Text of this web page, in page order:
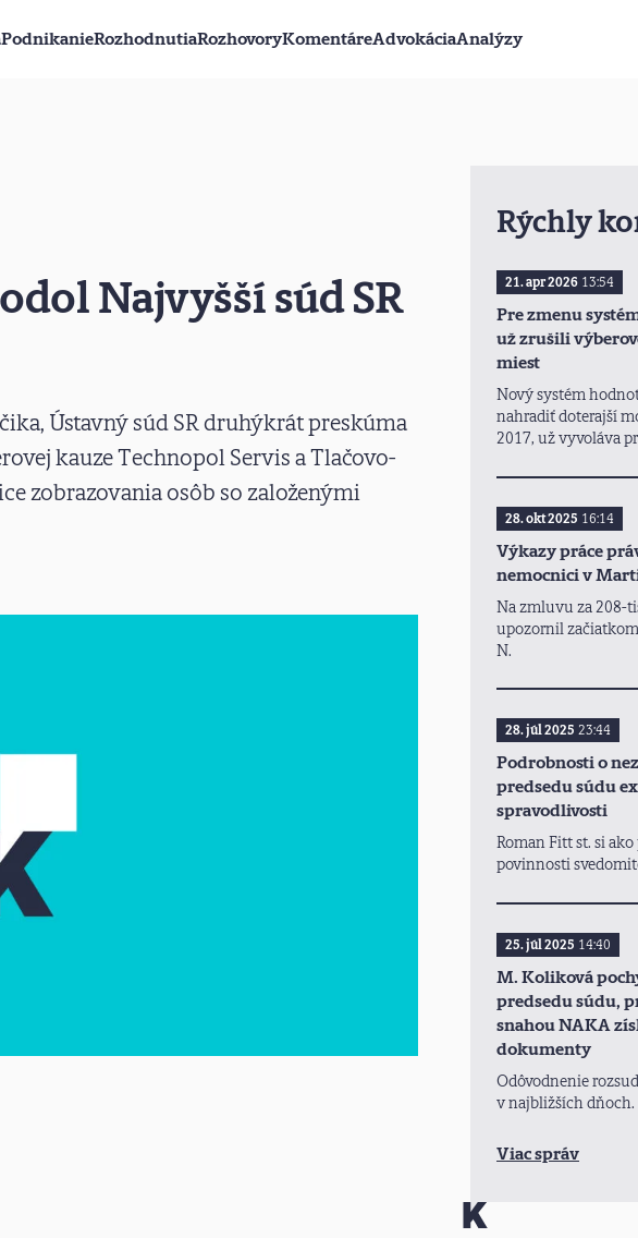
PodnikanieRozhodnutiaRozhovoryKomentáreAdvokáciaAnalýzy
Najvyšší súd SR
Ústavný súd SR druhýkrát preskúma
kauze Technopol Servis a Tlačovo-
zobrazovania osôb so založenými
Rýchly
21. apr 2026 13:54
Pre zmenu
už zrušili
miest
Nový systém
nahradiť doterajší
2017, už vyvoláva
28. okt 2025 16:14
Výkazy práce
nemocnici v
Na zmluvu za 208-
upozornil
N.
28. júl 2025 23:44
Podrobnosti o
predsedu súdu
spravodlivosti
Roman Fitt st. si
povinnosti
25. júl 2025 14:40
M. Koliková
predsedu súdu,
snahou NAKA
dokumenty
Odôvodnenie
v najbližších dňoch.
Viac správ